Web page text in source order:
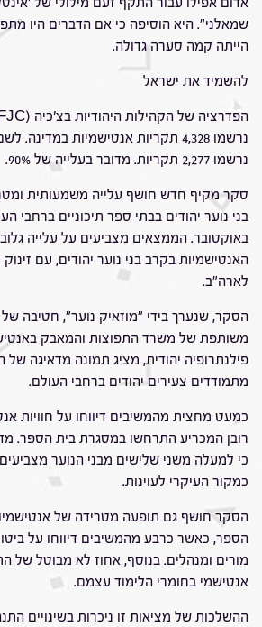
שמאלני". היא הוסיפה כי אם הדברים היו
הייתה קמה סערה גדולה.
להשמיד את ישראל
נרשמו 2,277 תקריות. מדובר בעלייה של 90%.
סקר מקיף חדש חושף עלייה משמעותית
לארה"ב.
הסקר, שנערך בידי "מוזאיק נוער", חטיבה של
משותפת של משרד התפוצות והמאבק
פילנתרופיה יהודית, מציג תמונה מדאיגה
מתמודדים צעירים יהודים ברחבי העולם.
כמעט מחצית מהמשיבים דיווחו על חוויות
רובן המכריע התרחשו במסגרת בית הספר.
כי למעלה משני שלישים מבני הנוער
כמקור העיקרי לעוינות.
הסקר חושף גם תופעה מטרידה של
הספר, כאשר כרבע מהמשיבים דיווחו על
מורים ומנהלים. בנוסף, אחוז לא מבוטל של
אנטישמי בחומרי הלימוד עצמם.
ההשלכות של מציאות זו ניכרות בשינויים